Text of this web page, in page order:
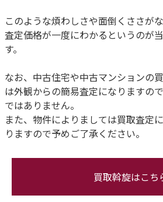
このような煩わしさや面倒くささが
査定価格が一度にわかるというのが
す。
なお、中古住宅や中古マンションの
は外観からの簡易査定になりますの
ではありません。
また、物件によりましては買取査定
りますので予めご了承ください。
買取斡旋はこち